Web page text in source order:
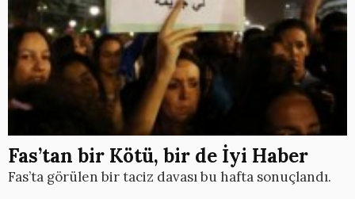
Fas’tan bir Kötü, bir de İyi Haber
Fas’ta görülen bir taciz davası bu hafta sonuçlandı.